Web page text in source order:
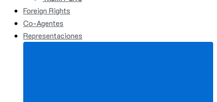
Foreign Rights
Co-Agentes
Representaciones